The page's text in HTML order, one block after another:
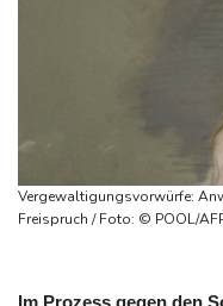
Vergewaltigungsvorwürfe:
Freispruch / Foto: ©
Im Prozess gegen den